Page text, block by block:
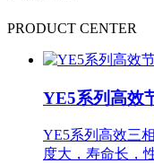
PRODUCT CENTER
YE5系列高效
YE5系列高效三
度大，寿命长，